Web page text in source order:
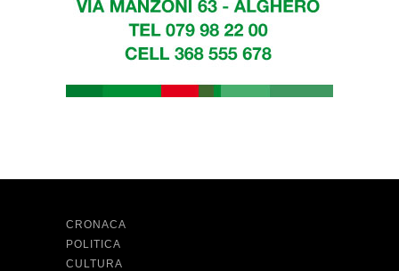
CRONACA
POLITICA
CULTURA